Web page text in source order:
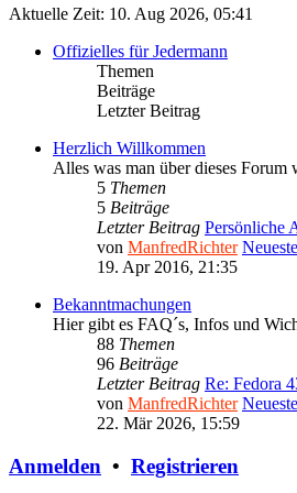
Aktuelle Zeit: 10. Aug 2026, 05:41
Offizielles für Jedermann
Themen
Beiträge
Letzter Beitrag
Herzlich Willkommen
Alles was man über dieses Forum
5 Themen
5 Beiträge
Letzter Beitrag Persönliche
von ManfredRichter
19. Apr 2016, 21:35
Bekanntmachungen
Hier gibt es FAQ´s, Infos und
88 Themen
96 Beiträge
Letzter Beitrag Re: Fedora
von ManfredRichter
22. Mär 2026, 15:59
Anmelden • Registrieren